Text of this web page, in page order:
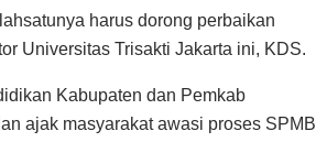
harus dorong perbaikan
Universitas Trisakti Jakarta ini, KDS.
Kabupaten dan Pemkab
ajak masyarakat awasi proses SPMB